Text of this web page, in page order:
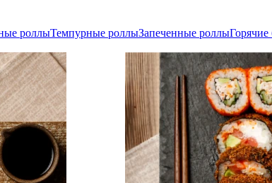
роллыТемпурные роллыЗапеченные роллыГорячие